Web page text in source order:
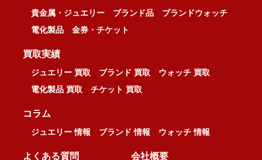
貴金属・ジュエリー ブランド品
ブランドウォッチ
電化製品
金券・チケット
買取実績
ジュエリー 買取 ブランド 買取
ウォッチ 買取
電化製品 買取
チケット 買取
コラム
ジュエリー 情報 ブランド 情報 ウォッチ 情報
よくある質問 会社概要